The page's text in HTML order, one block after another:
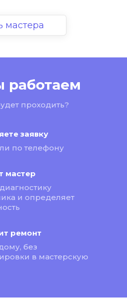
мастера
работаем
проходить?
заявку
по телефону
мастер
и определяет
ремонт
без
в мастерскую